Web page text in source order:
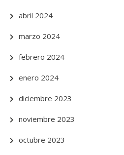
abril 2024
marzo 2024
febrero 2024
enero 2024
diciembre 2023
noviembre 2023
octubre 2023